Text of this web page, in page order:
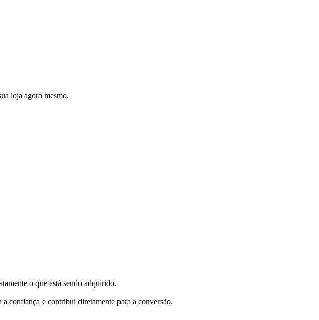
loja agora mesmo.
o que está sendo adquirido.
confiança e contribui diretamente para a conversão.